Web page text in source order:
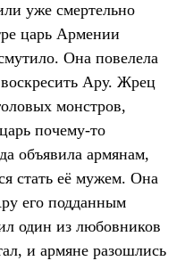
уже смертельно
царь Армении
Она повелела
Ару. Жрец
монстров,
почему-то
объявила армянам,
стать её мужем. Она
его подданным
один из любовников
и армяне разошлись